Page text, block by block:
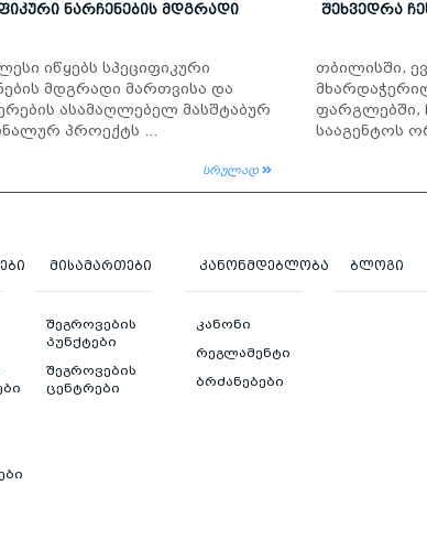
ᲜᲐᲠᲩᲔᲜᲔᲑᲘᲡ ᲛᲓᲒᲠᲐᲓᲘ
იწყებს სპეციფიკური
მდგრადი მართვისა და
ასამაღლებელ მასშტაბურ
პროექტს ...
სრულად
ᲨᲔᲮᲕᲔᲓᲠᲐ
თბილისში,
ფარგლებში,
სააგენტოს
ᲛᲘᲡᲐᲛᲐᲠᲗᲔᲑᲘ
შეგროვების
პუნქტები
შეგროვების
ცენტრები
ᲙᲐᲜᲝᲜᲛᲓᲔᲑᲚᲝᲑᲐ
კანონი
რეგლამენტი
ბრძანებები
ᲑᲚᲝᲒᲘ